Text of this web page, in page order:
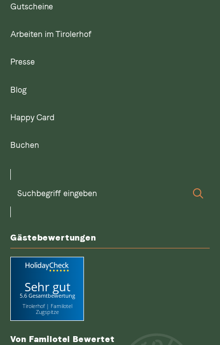
Gutscheine
Arbeiten im Tirolerhof
Presse
Blog
Happy Card
Buchen
Suchbegriff
Gästebewertungen
Sehr gut
5.6 Gesamtbewertung
Tirolerhof | Familotel
Zugspitze
Von Familotel Bewertet